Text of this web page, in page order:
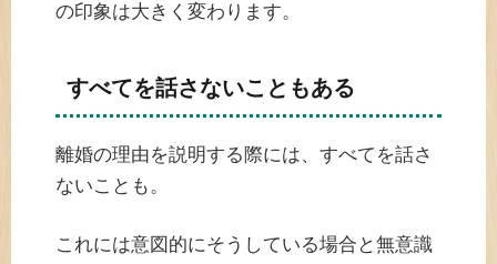
の印象は大きく変わります。
すべてを話さないこともある
離婚の理由を説明する際には、すべてを話さ
ないことも。
これには意図的にそうしている場合と無意識